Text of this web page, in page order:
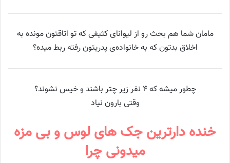
مامان شما هم بحث رو از لیوانای کثیفی که تو اتاقتون مونده به
اخلاق بدتون که به خانواده‌ی پدریتون رفته ربط میده؟
چطور میشه که ۴ نفر زیر چتر باشند و خیس نشوند؟
وقتی بارون نیاد
خنده دارترین جک های لوس و بی مزه
میدونی چرا